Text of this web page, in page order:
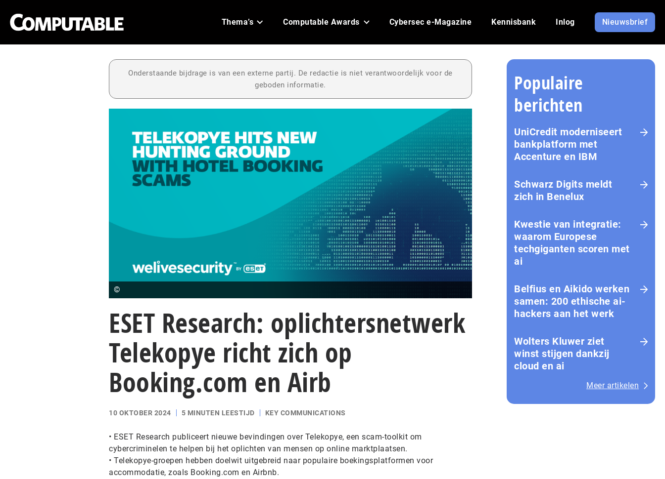
Thema’s Computable Awards Cybersec e-Magazine Kennisbank Inlog Nieuwsbrief
Onderstaande bijdrage is van een externe partij. De redactie is niet verantwoordelijk voor de
geboden informatie.
©
ESET Research: oplichtersnetwerk
Telekopye richt zich op
Booking.com en Airb
10 OKTOBER 2024 5 MINUTEN LEESTIJD KEY COMMUNICATIONS
• ESET Research publiceert nieuwe bevindingen over Telekopye, een scam-toolkit om
cybercriminelen te helpen bij het oplichten van mensen op online marktplaatsen.
• Telekopye-groepen hebben doelwit uitgebreid naar populaire boekingsplatformen voor
accommodatie, zoals Booking.com en Airbnb.
Populaire
berichten
UniCredit moderniseert
bankplatform met
Accenture en IBM
Schwarz Digits meldt
zich in Benelux
Kwestie van integratie:
waarom Europese
techgiganten scoren met
ai
Belfius en Aikido werken
samen: 200 ethische ai-
hackers aan het werk
Wolters Kluwer ziet
winst stijgen dankzij
cloud en ai
Meer artikelen